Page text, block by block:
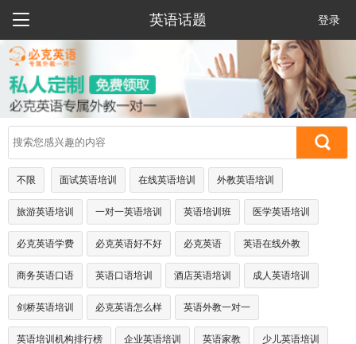
 英语话题 登录
不限 面试英语培训 在线英语培训 外教英语培训
旅游英语培训 一对一英语培训 英语培训班 医学英语培训
必克英语学费 必克英语好不好 必克英语 英语在线外教
商务英语口语 英语口语培训 酒店英语培训 成人英语培训
剑桥英语培训 必克英语怎么样 英语外教一对一
英语培训机构排行榜 企业英语培训 英语家教 少儿英语培训